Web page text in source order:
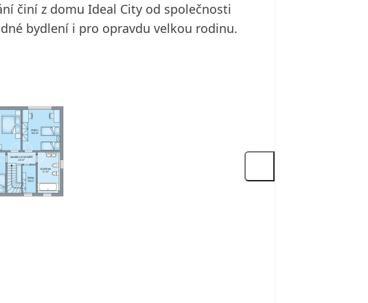
činí z domu Ideal City od společnosti
bydlení i pro opravdu velkou rodinu.